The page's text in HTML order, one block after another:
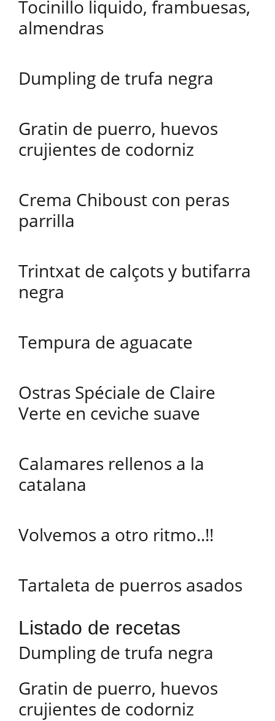
Tocinillo liquido, frambuesas,
almendras
Dumpling de trufa negra
Gratin de puerro, huevos
crujientes de codorniz
Crema Chiboust con peras
parrilla
Trintxat de calçots y butifarra
negra
Tempura de aguacate
Ostras Spéciale de Claire
Verte en ceviche suave
Calamares rellenos a la
catalana
Volvemos a otro ritmo..!!
Tartaleta de puerros asados
Listado de recetas
Dumpling de trufa negra
Gratin de puerro, huevos
crujientes de codorniz